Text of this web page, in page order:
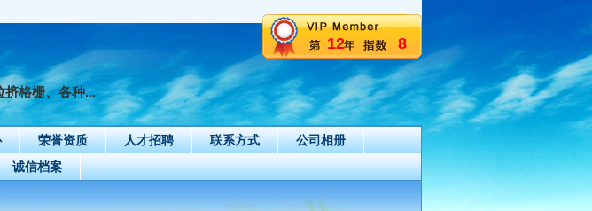
12 8
挤格栅、各种...
荣誉资质 人才招聘 联系方式
公司相册
诚信档案